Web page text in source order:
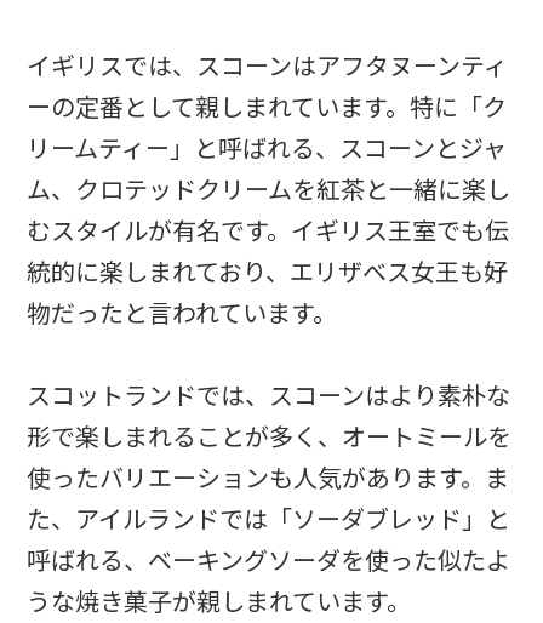
イギリスでは、スコーンはアフタヌーンティ
ーの定番として親しまれています。特に「ク
リームティー」と呼ばれる、スコーンとジャ
ム、クロテッドクリームを紅茶と一緒に楽し
むスタイルが有名です。イギリス王室でも伝
統的に楽しまれており、エリザベス女王も好
物だったと言われています。
スコットランドでは、スコーンはより素朴な
形で楽しまれることが多く、オートミールを
使ったバリエーションも人気があります。ま
た、アイルランドでは「ソーダブレッド」と
呼ばれる、ベーキングソーダを使った似たよ
うな焼き菓子が親しまれています。